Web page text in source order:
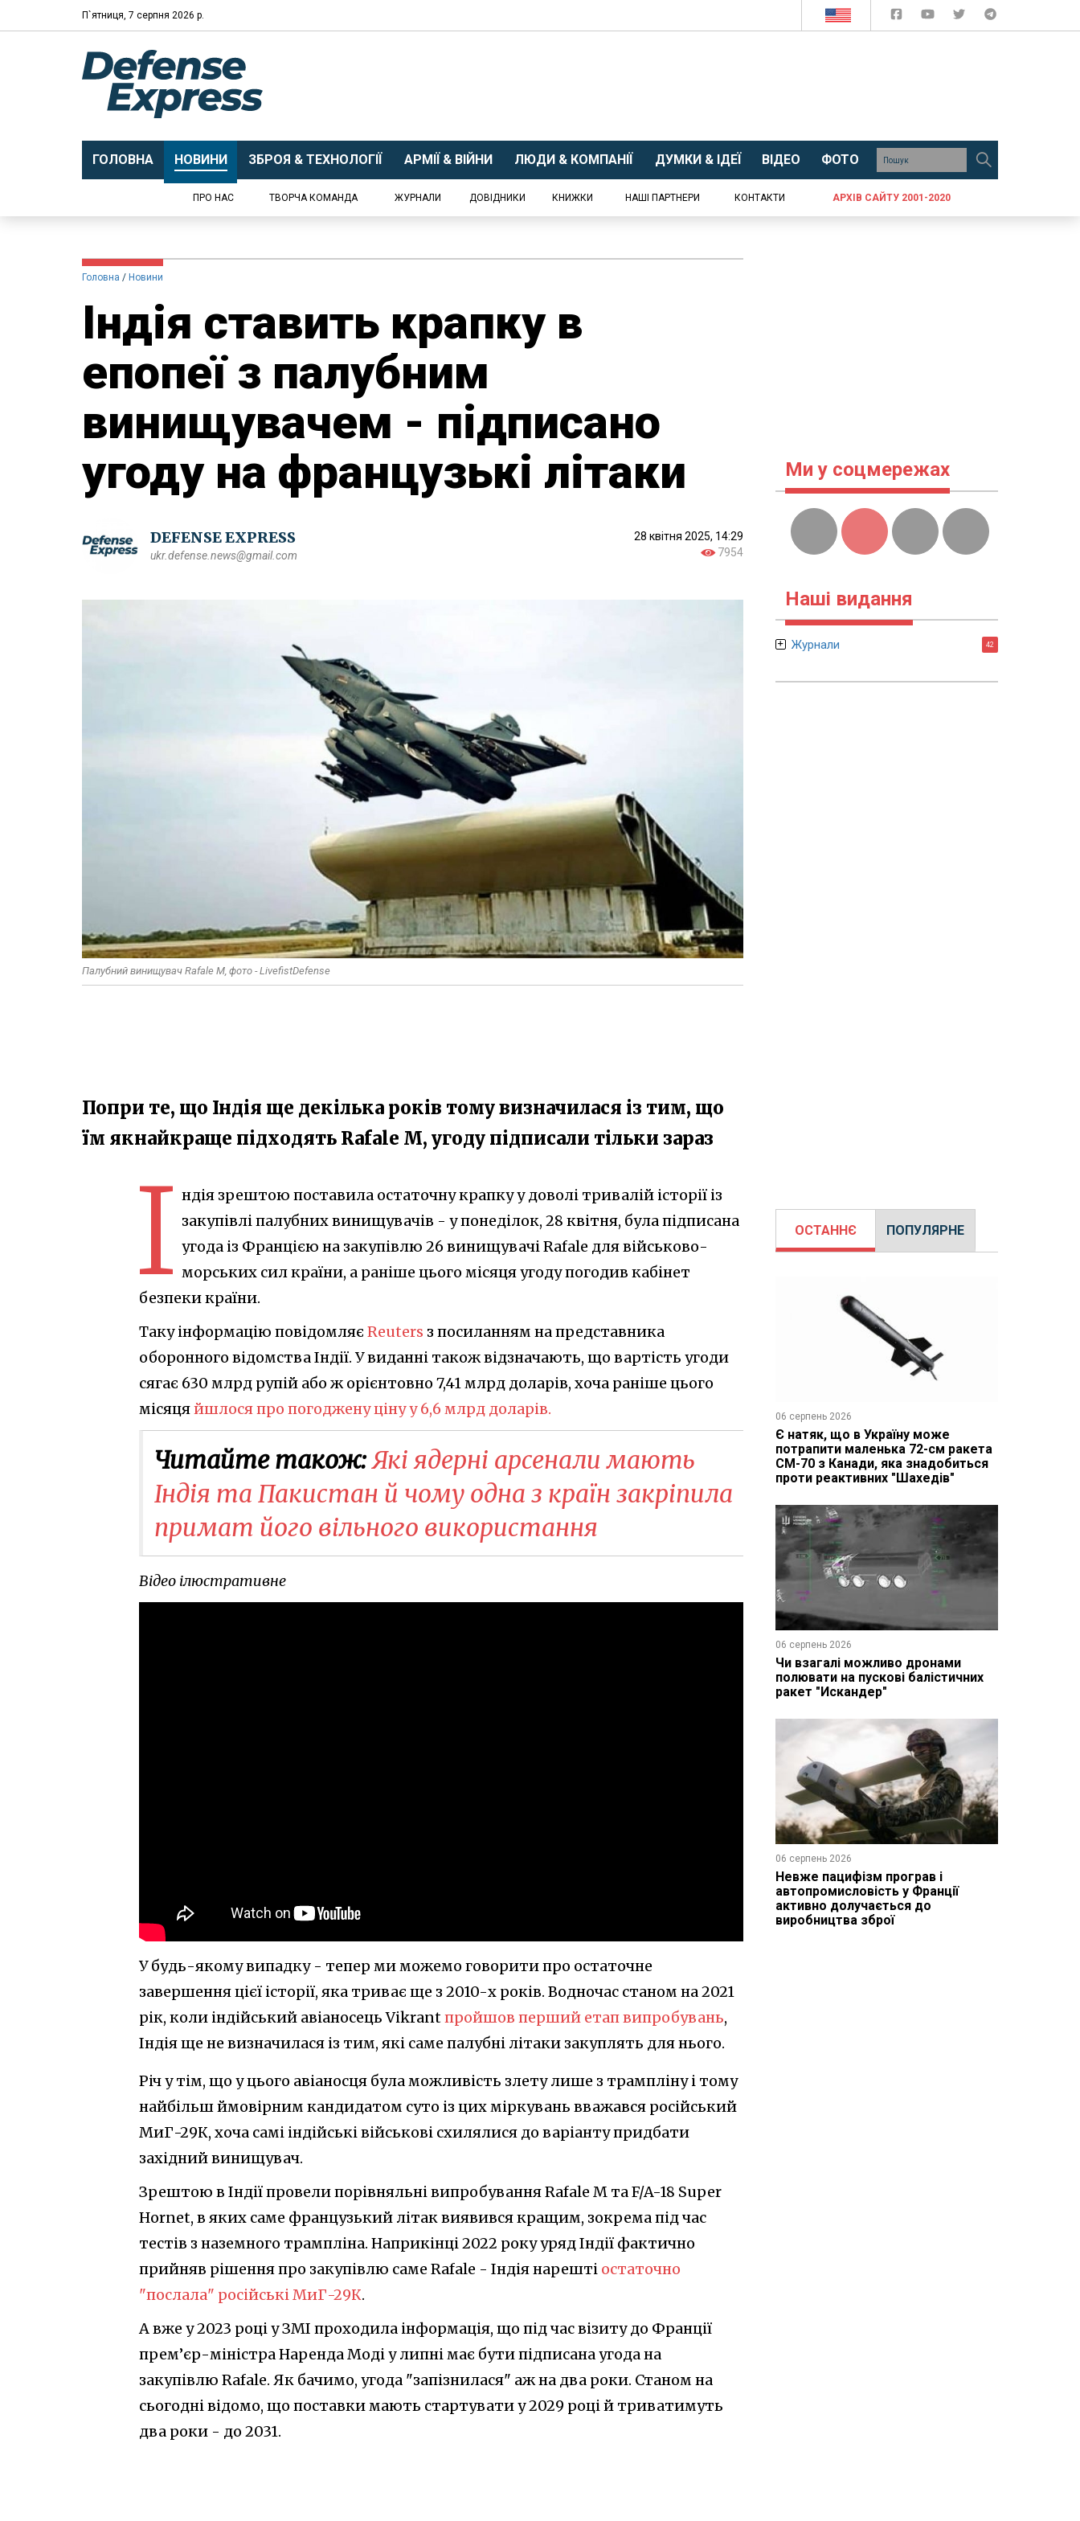
П`ятниця, 7 серпня 2026 р.
ГОЛОВНА НОВИНИ ЗБРОЯ & ТЕХНОЛОГІЇ АРМІЇ & ВІЙНИ ЛЮДИ & КОМПАНІЇ ДУМКИ & ІДЕЇ ВІДЕО ФОТО
ПРО НАС ТВОРЧА КОМАНДА ЖУРНАЛИ ДОВІДНИКИ КНИЖКИ НАШІ ПАРТНЕРИ КОНТАКТИ АРХІВ САЙТУ 2001-2020
Головна Новини
Індія ставить крапку в
епопеї з палубним
винищувачем - підписано
угоду на французькі літаки
DEFENSE EXPRESS
ukr.defense.news@gmail.com
28 квітня 2025, 14:29
7954
Палубний винищувач Rafale M, фото - LivefistDefense
Попри те, що Індія ще декілька років тому визначилася із тим, що
їм якнайкраще підходять Rafale M, угоду підписали тільки зараз
І ндія зрештою поставила остаточну крапку у доволі тривалій історії із
закупівлі палубних винищувачів - у понеділок, 28 квітня, була підписана
угода із Францією на закупівлю 26 винищувачі Rafale для військово-
морських сил країни, а раніше цього місяця угоду погодив кабінет
безпеки країни.
Таку інформацію повідомляє Reuters з посиланням на представника
оборонного відомства Індії. У виданні також відзначають, що вартість угоди
сягає 630 млрд рупій або ж орієнтовно 7,41 млрд доларів, хоча раніше цього
місяцяйшлося про погоджену ціну у 6,6 млрд доларів.
Читайте також:Які ядерні арсенали мають
Індія та Пакистан й чому одна з країн закріпила
примат його вільного використання
Відео ілюстративне
У будь-якому випадку - тепер ми можемо говорити про остаточне
завершення цієї історії, яка триває ще з 2010-х років. Водночас станом на 2021
рік, коли індійський авіаносець Vikrantпройшов перший етап випробувань,
Індія ще не визначилася із тим, які саме палубні літаки закуплять для нього.
Річ у тім, що у цього авіаносця була можливість злету лише з трампліну і тому
найбільш ймовірним кандидатом суто із цих міркувань вважався російський
МиГ-29К, хоча самі індійські військові схилялися до варіанту придбати
західний винищувач.
Зрештою в Індії провели порівняльні випробування Rafale M та F/A-18 Super
Hornet, в яких саме французький літак виявився кращим, зокрема під час
тестів з наземного трампліна. Наприкінці 2022 року уряд Індії фактично
прийняв рішення про закупівлю саме Rafale - Індія нарешті остаточно
"послала" російські МиГ-29К.
А вже у 2023 році у ЗМІ проходила інформація, що під час візиту до Франції
прем’єр-міністра Наренда Моді у липні має бути підписана угода на
закупівлю Rafale. Як бачимо, угода "запізнилася" аж на два роки. Станом на
сьогодні відомо, що поставки мають стартувати у 2029 році й триватимуть
два роки - до 2031.
Ми у соцмережах
Наші видання
Журнали 42
ОСТАННЄ ПОПУЛЯРНЕ
06 серпень 2026
Є натяк, що в Україну може
потрапити маленька 72-см ракета
CM-70 з Канади, яка знадобиться
проти реактивних "Шахедів"
06 серпень 2026
Чи взагалі можливо дронами
полювати на пускові балістичних
ракет "Искандер"
06 серпень 2026
Невже пацифізм програв і
автопромисловість у Франції
активно долучається до
виробництва зброї